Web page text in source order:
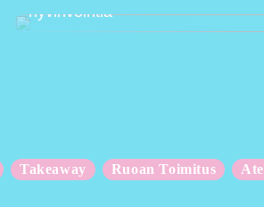
hyvinvointia
Takeaway Ruoan Toimitus